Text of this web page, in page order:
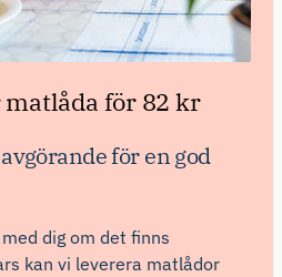
för 82 kr
för en god
dig om det finns
kan vi leverera matlådor